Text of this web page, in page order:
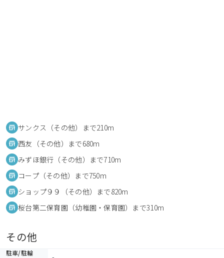
サンクス（その他）まで210m
西友（その他）まで680m
みずほ銀行（その他）まで710m
コープ（その他）まで750m
ショップ９９（その他）まで820m
桜台第二保育園（幼稚園・保育園）まで310m
その他
駐車/駐輪